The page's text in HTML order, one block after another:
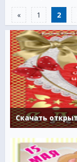
« 1 2
Скачать